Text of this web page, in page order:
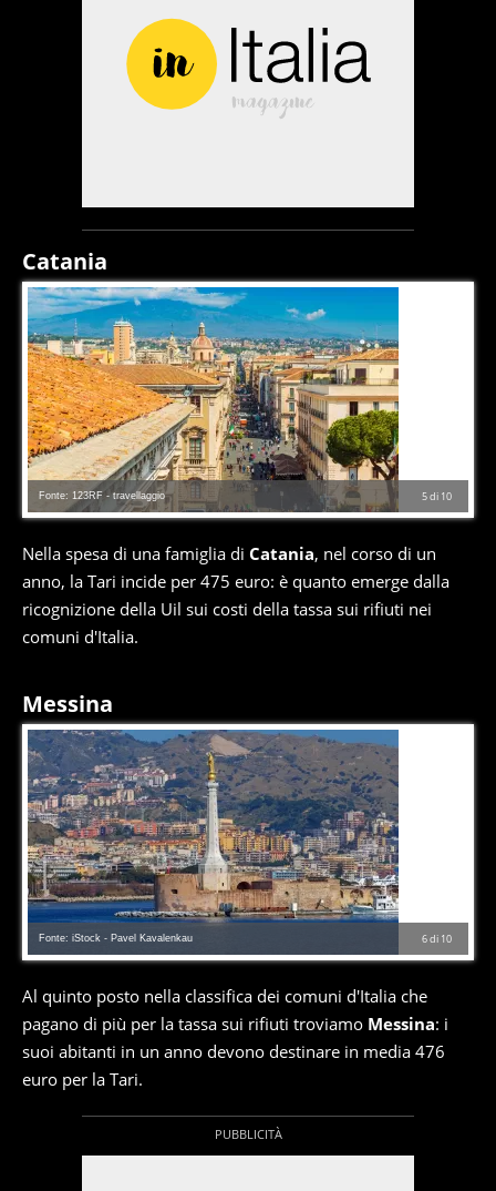
Catania
5di 10
Fonte: 123RF - travellaggio
Nella spesa di una famiglia di Catania, nel corso di un
anno, la Tari incide per 475 euro: è quanto emerge dalla
ricognizione della Uil sui costi della tassa sui rifiuti nei
comuni d'Italia.
Messina
6di 10
Fonte: iStock - Pavel Kavalenkau
Al quinto posto nella classifica dei comuni d'Italia che
pagano di più per la tassa sui rifiuti troviamo Messina: i
suoi abitanti in un anno devono destinare in media 476
euro per la Tari.